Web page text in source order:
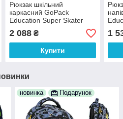
Рюкзак шкільний
каркасний GoPack
Education Super Skater
GO25-597M-4
2 088₴
Купити
1
новинка Подарунок